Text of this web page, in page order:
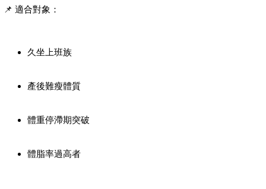
📌 適合對象：
久坐上班族
產後難瘦體質
體重停滯期突破
體脂率過高者